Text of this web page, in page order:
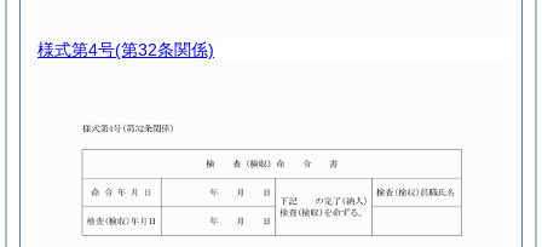
様式第4号(第32条関係)